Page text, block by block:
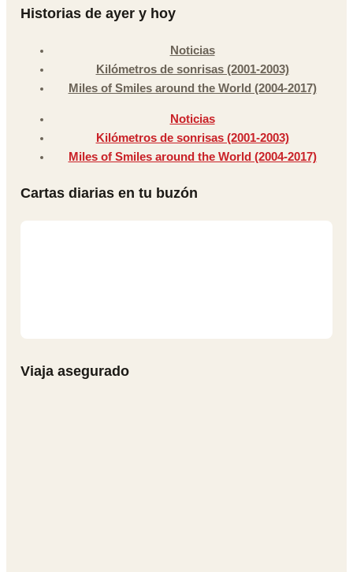
Historias de ayer y hoy
Noticias
Kilómetros de sonrisas (2001-2003)
Miles of Smiles around the World (2004-2017)
Noticias
Kilómetros de sonrisas (2001-2003)
Miles of Smiles around the World (2004-2017)
Cartas diarias en tu buzón
Viaja asegurado